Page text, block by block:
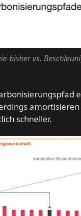
bisher vs.
schneller.